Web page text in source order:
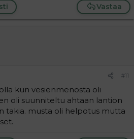
Vastaa
#11
kun vesienmenosta oli
oli suunniteltu ahtaan lantion
takia. musta oli helpotus mutta